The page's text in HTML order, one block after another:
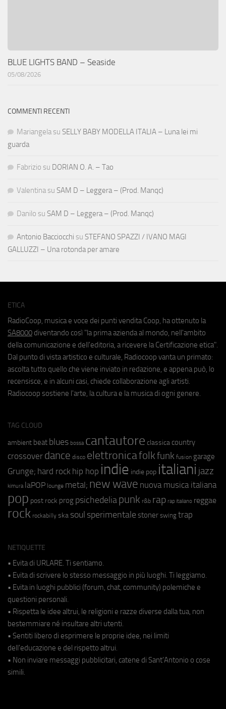
BLUE LIGHTS BAND – Seaside
05/08/2026
COMMENTI RECENTI
Mariangela su SELLY BABY MODELLA ITALIA – Luna lei mi
guarda
Fabrizio su DORIAN O. A. – Tao
Valentina su SAM D – Leggera – (Prod. Manqc)
Danilo su SAM D – Leggera – (Prod. Manqc)
Antonio Bacciocchi su STEFANO SPAZZI / IVANO MAGI
GALLUZZI – Una rotonda per amare
ETICA
RadioCoop, musica e voce dei punti vendita Coop, ha ottenuto la
SA8000 diventando così "la prima azienda al mondo, nell'ambito
della comunicazione e dell'editoria, a ricevere la Certificazione etica".
Dal punto di vista artistico e culturale, Radiocoop vanta un primato:
ascolta tutto quello che viene inviato in redazione, e appena può, lo
recensisce, e in alcuni casi, chiede collaborazione agli artisti.
Radiocoop sostiene l'arte, la cultura e la musica di ogni genere.
TAG CLOUD
ambient beat blues bossa cantautore classica country
crossover dance disco elettronicafolkfunk fusion garage
Grunge; hard rock hip hop indie indie pop italiani jazz
kimura laPOP lounge metal; new wave nuova musica italiana
pop post rock prog psichedeliapunk r&b rap rap italiano reggae
rock rockabilly ska soul sperimentale stoner swing trap
NETIQUETTE
• Evita di URLARE. Ti sentiamo.
• Evita di scrivere lo stesso messaggio in più luoghi. Ti leggiamo.
• Evita in luoghi pubblici (forum, chat, community) polemiche e
questioni personali.
• Rispetta le idee altrui, le religioni e razze diverse dalla tua, non
bestemmiare né insultare altri utenti.
• Sentiti libero di esprimere le proprie idee, nei limiti
dell'educazione e del rispetto altrui.
• Non inviare messaggi pubblicitari, catene di Sant'Antonio o cose
simili.